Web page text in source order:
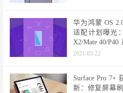
华为鸿蒙 OS
适配计划曝光
X2/Mate 40/P40
天玑机型可能无
2021-03-22
Surface Pro 7+
新：修复屏幕